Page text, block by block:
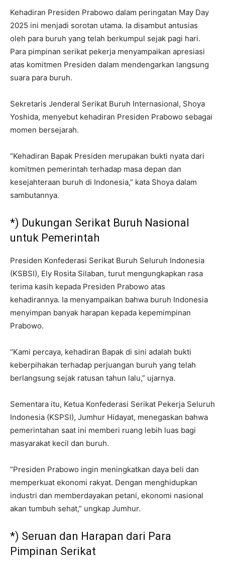
Kehadiran Presiden Prabowo dalam peringatan May Day
2025 ini menjadi sorotan utama. Ia disambut antusias
oleh para buruh yang telah berkumpul sejak pagi hari.
Para pimpinan serikat pekerja menyampaikan apresiasi
atas komitmen Presiden dalam mendengarkan langsung
suara para buruh.
Sekretaris Jenderal Serikat Buruh Internasional, Shoya
Yoshida, menyebut kehadiran Presiden Prabowo sebagai
momen bersejarah.
“Kehadiran Bapak Presiden merupakan bukti nyata dari
komitmen pemerintah terhadap masa depan dan
kesejahteraan buruh di Indonesia,” kata Shoya dalam
sambutannya.
*) Dukungan Serikat Buruh Nasional
untuk Pemerintah
Presiden Konfederasi Serikat Buruh Seluruh Indonesia
(KSBSI), Ely Rosita Silaban, turut mengungkapkan rasa
terima kasih kepada Presiden Prabowo atas
kehadirannya. Ia menyampaikan bahwa buruh Indonesia
menyimpan banyak harapan kepada kepemimpinan
Prabowo.
“Kami percaya, kehadiran Bapak di sini adalah bukti
keberpihakan terhadap perjuangan buruh yang telah
berlangsung sejak ratusan tahun lalu,” ujarnya.
Sementara itu, Ketua Konfederasi Serikat Pekerja Seluruh
Indonesia (KSPSI), Jumhur Hidayat, menegaskan bahwa
pemerintahan saat ini memberi ruang lebih luas bagi
masyarakat kecil dan buruh.
“Presiden Prabowo ingin meningkatkan daya beli dan
memperkuat ekonomi rakyat. Dengan menghidupkan
industri dan memberdayakan petani, ekonomi nasional
akan tumbuh sehat,” ungkap Jumhur.
*) Seruan dan Harapan dari Para
Pimpinan Serikat